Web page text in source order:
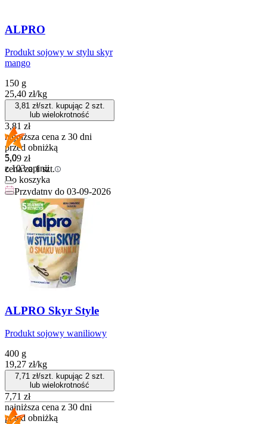
ALPRO
Produkt sojowy w stylu skyr
mango
150 g
25,40 zł/kg
3,81zł/szt. kupując 2szt.
lub wielokrotność
3,81 zł
najniższa cena z 30 dni
przed obniżką
5,09 zł
cena za 1 szt.
Do koszyka
Przydatny do 03-09-2026
5.0
z 103 opinii
ALPRO Skyr Style
Produkt sojowy waniliowy
400 g
19,27 zł/kg
7,71zł/szt. kupując 2szt.
lub wielokrotność
7,71 zł
najniższa cena z 30 dni
przed obniżką